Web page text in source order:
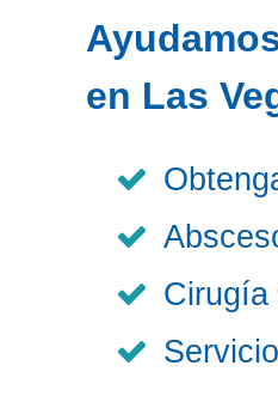
en Las
Cirugía